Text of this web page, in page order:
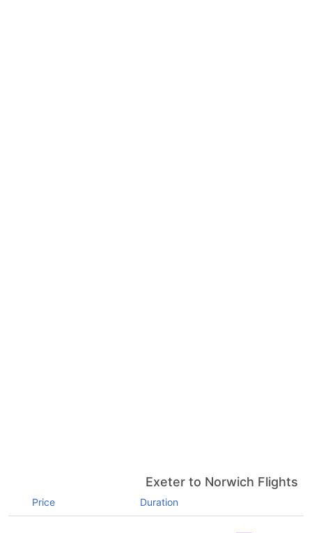
Exeter to Norwich Flights
Duration
Price